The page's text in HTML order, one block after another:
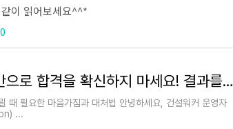
이 읽어보세요^^*
면접 분위기만으로 합격을 확신하지 마세요! 결과를 기다리는 올바른 자세
때 필요한 마음가짐과 대처법 안녕하세요, 건설워커 운영자
...